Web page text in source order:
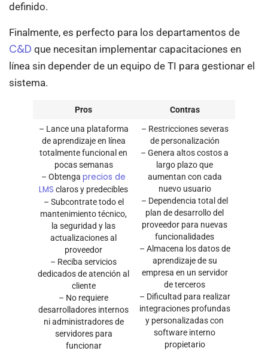
definido.
Finalmente, es perfecto para los departamentos de
C&D que necesitan implementar capacitaciones en
línea sin depender de un equipo de TI para gestionar el
sistema.
Pros
Contras
– Lance una plataforma
de aprendizaje en línea
totalmente funcional en
pocas semanas
– Obtenga precios de
LMS claros y predecibles
– Subcontrate todo el
mantenimiento técnico,
la seguridad y las
actualizaciones al
proveedor
– Reciba servicios
dedicados de atención al
cliente
– No requiere
desarrolladores internos
ni administradores de
servidores para
funcionar
– Restricciones severas
de personalización
– Genera altos costos a
largo plazo que
aumentan con cada
nuevo usuario
– Dependencia total del
plan de desarrollo del
proveedor para nuevas
funcionalidades
– Almacena los datos de
aprendizaje de su
empresa en un servidor
de terceros
– Dificultad para realizar
integraciones profundas
y personalizadas con
software interno
propietario